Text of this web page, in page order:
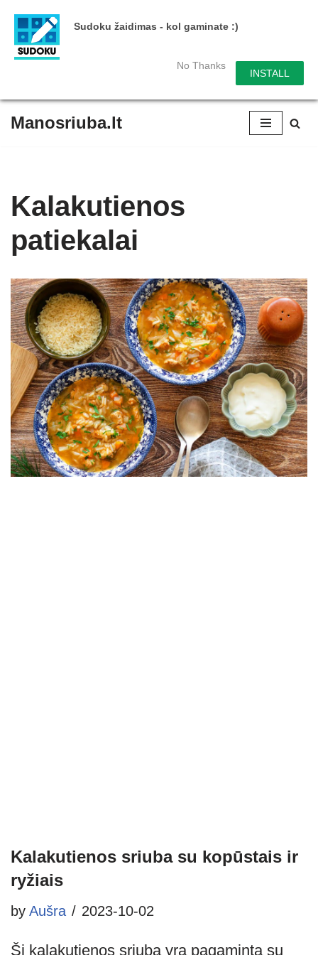
Sudoku žaidimas - kol gaminate :)
No Thanks
INSTALL
content
Manosriuba.lt
Kalakutienos
patiekalai
Kalakutienos sriuba su kopūstais ir
ryžiais
by Aušra 2023-10-02
Ši kalakutienos sriuba yra pagaminta su